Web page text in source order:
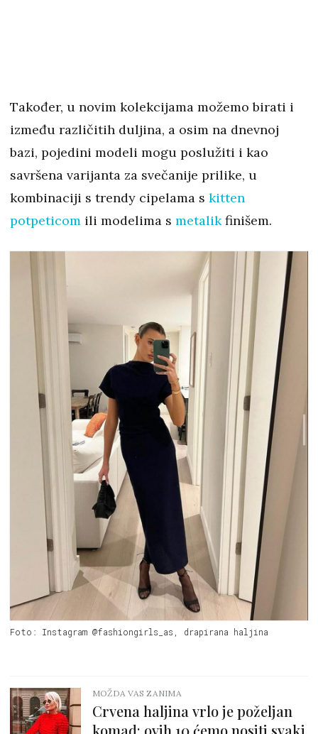
Također, u novim kolekcijama možemo birati i
između različitih duljina, a osim na dnevnoj
bazi, pojedini modeli mogu poslužiti i kao
savršena varijanta za svečanije prilike, u
kombinaciji s trendy cipelama s kitten
potpeticom ili modelima s metalikfinišem.
Foto: Instagram @fashiongirls_as, drapirana haljina
MOŽDA VAS ZANIMA
Crvena haljina vrlo je poželjan